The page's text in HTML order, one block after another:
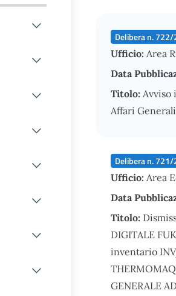
Delibera n.
Ufficio: Area
Data
Titolo: Avviso
Affari Generali
Delibera n.
Ufficio: Area
Data
Titolo:
DIGITALE
inventario
GENERALE